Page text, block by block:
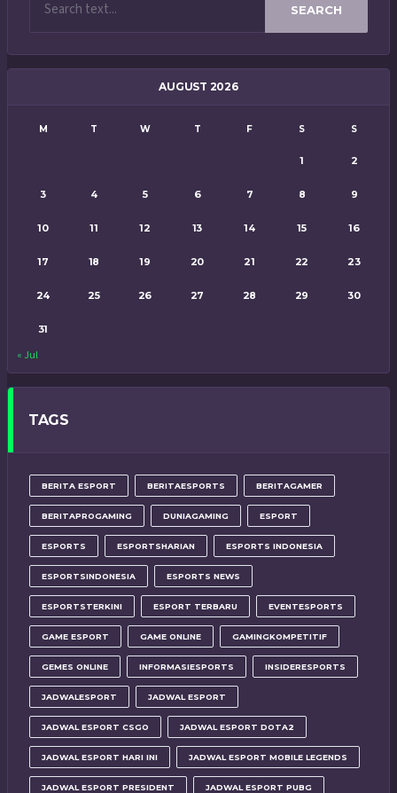
SEARCH
AUGUST 2026
M T W T F S S
1 2
3 4 5 6 7 8 9
10 11 12 13 14 15 16
17 18 19 20 21 22 23
24 25 26 27 28 29 30
31
« Jul
TAGS
BERITA ESPORT BERITAESPORTS BERITAGAMER
BERITAPROGAMING DUNIAGAMING ESPORT
ESPORTS ESPORTSHARIAN ESPORTS INDONESIA
ESPORTSINDONESIA ESPORTS NEWS
ESPORTSTERKINI ESPORT TERBARU EVENTESPORTS
GAME ESPORT GAME ONLINE GAMINGKOMPETITIF
GEMES ONLINE INFORMASIESPORTS INSIDERESPORTS
JADWALESPORT JADWAL ESPORT
JADWAL ESPORT CSGO JADWAL ESPORT DOTA2
JADWAL ESPORT HARI INI JADWAL ESPORT MOBILE LEGENDS
JADWAL ESPORT PRESIDENT JADWAL ESPORT PUBG